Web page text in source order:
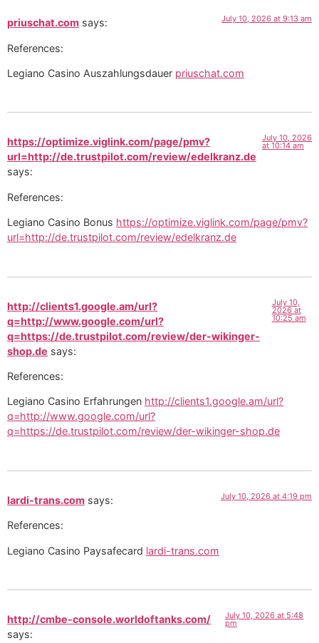
priuschat.com says: July 10, 2026 at 9:13 am
References:
Legiano Casino Auszahlungsdauer priuschat.com
https://optimize.viglink.com/page/pmv?
url=http://de.trustpilot.com/review/edelkranz.de
says:
July 10, 2026
at 10:14 am
References:
Legiano Casino Bonus https://optimize.viglink.com/page/pmv?
url=http://de.trustpilot.com/review/edelkranz.de
http://clients1.google.am/url?
q=http://www.google.com/url?
q=https://de.trustpilot.com/review/der-wikinger-
shop.de says:
July 10,
2026 at
10:25 am
References:
Legiano Casino Erfahrungen http://clients1.google.am/url?
q=http://www.google.com/url?
q=https://de.trustpilot.com/review/der-wikinger-shop.de
lardi-trans.com says: July 10, 2026 at 4:19 pm
References:
Legiano Casino Paysafecard lardi-trans.com
http://cmbe-console.worldoftanks.com/
says:
July 10, 2026 at 5:48
pm